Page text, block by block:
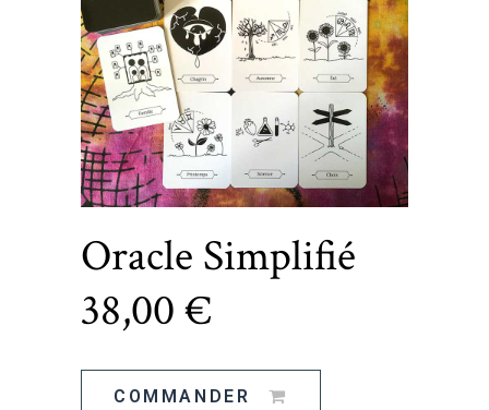
Oracle Simplifié
38,00 €
COMMANDER